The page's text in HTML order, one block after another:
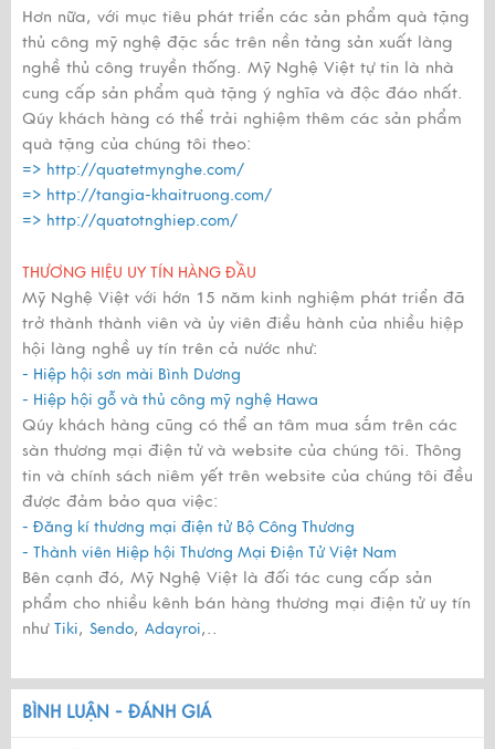
Hơn nữa, với mục tiêu phát triển các sản phẩm quà tặng
thủ công mỹ nghệ đặc sắc trên nền tảng sản xuất làng
nghề thủ công truyền thống. Mỹ Nghệ Việt tự tin là nhà
cung cấp sản phẩm quà tặng ý nghĩa và độc đáo nhất.
Qúy khách hàng có thể trải nghiệm thêm các sản phẩm
quà tặng của chúng tôi theo:
=> http://quatetmynghe.com/
=> http://tangia-khaitruong.com/
=> http://quatotnghiep.com/
THƯƠNG HIỆU UY TÍN HÀNG ĐẦU
Mỹ Nghệ Việt với hớn 15 năm kinh nghiệm phát triển đã
trở thành thành viên và ủy viên điều hành của nhiều hiệp
hội làng nghề uy tín trên cả nước như:
- Hiệp hội sơn mài Bình Dương
- Hiệp hội gỗ và thủ công mỹ nghệ Hawa
Qúy khách hàng cũng có thể an tâm mua sắm trên các
sàn thương mại điện tử và website của chúng tôi. Thông
tin và chính sách niêm yết trên website của chúng tôi đều
được đảm bảo qua việc:
- Đăng kí thương mại điện tử Bộ Công Thương
- Thành viên Hiệp hội Thương Mại Điện Tử Việt Nam
Bên cạnh đó, Mỹ Nghệ Việt là đối tác cung cấp sản
phẩm cho nhiều kênh bán hàng thương mại điện tử uy tín
như Tiki, Sendo, Adayroi,..
BÌNH LUẬN - ĐÁNH GIÁ